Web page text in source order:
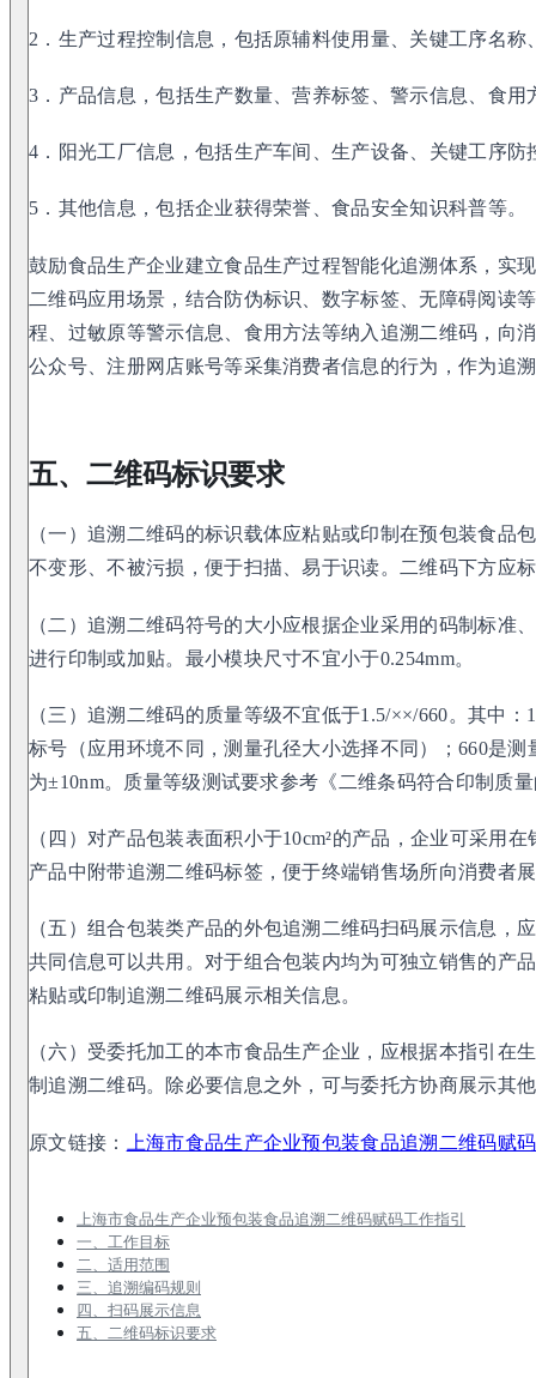
2．生产过程控制信息，包括原辅料使用量、关键工序名称
3．产品信息，包括生产数量、营养标签、警示信息、食
4．阳光工厂信息，包括生产车间、生产设备、关键工序
5．其他信息，包括企业获得荣誉、食品安全知识科普等。
鼓励食品生产企业建立食品生产过程智能化追溯体系，实
二维码应用场景，结合防伪标识、数字标签、无障碍阅读
程、过敏原等警示信息、食用方法等纳入追溯二维码，向
公众号、注册网店账号等采集消费者信息的行为，作为追
五、二维码标识要求
（一）追溯二维码的标识载体应粘贴或印制在预包装食品
不变形、不被污损，便于扫描、易于识读。二维码下方应
（二）追溯二维码符号的大小应根据企业采用的码制标准
进行印制或加贴。最小模块尺寸不宜小于0.254mm。
（三）追溯二维码的质量等级不宜低于1.5/××/660。其中
标号（应用环境不同，测量孔径大小选择不同）；660是
为±10nm。质量等级测试要求参考《二维条码符合印制质
（四）对产品包装表面积小于10cm²的产品，企业可采用
产品中附带追溯二维码标签，便于终端销售场所向消费者
（五）组合包装类产品的外包追溯二维码扫码展示信息，
共同信息可以共用。对于组合包装内均为可独立销售的产
粘贴或印制追溯二维码展示相关信息。
（六）受委托加工的本市食品生产企业，应根据本指引在
制追溯二维码。除必要信息之外，可与委托方协商展示其
原文链接： 上海市食品生产企业预包装食品追溯二维码赋
上海市食品生产企业预包装食品追溯二维码赋码工作指引
一、工作目标
二、适用范围
三、追溯编码规则
四、扫码展示信息
五、二维码标识要求